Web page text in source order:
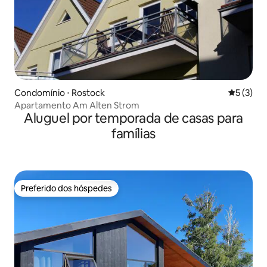
Condomínio ⋅ Rostock 5 de
5 (3)
Apartamento Am Alten Strom
Aluguel por temporada de casas para
famílias
Preferido dos hóspedes
Preferido dos hóspedes